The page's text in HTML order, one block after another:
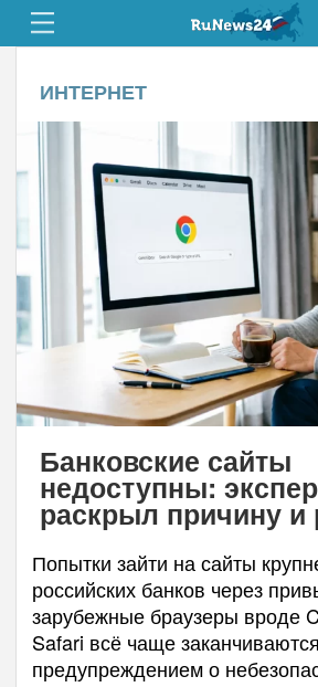
ИНТЕРНЕТ
Банковские сайты
недоступны:
раскрыл причину и
Попытки зайти на сайты
российских банков через
зарубежные браузеры вроде
Safari всё чаще заканчиваются
предупреждением о